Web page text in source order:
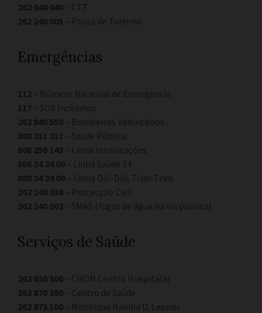
262 840 040 – CTT
262 240 005 – Posto de Turismo
Emergências
112 – Número Nacional de Emergência
117 – SOS Incêndios
262 840 550 – Bombeiros Voluntários
808 211 311 – Saúde Pública
808 250 143 – Linha Intoxicações
808 24 24 00 – Linha Saúde 24
808 24 24 00 – Linha Dói-Dói, Trim-Trim
262 240 038 – Protecção Civil
262 240 002 – SMAS (fugas de água na via pública)
Serviços de Saúde
262 830 300 – CHON Centro Hospitalar
262 870 380 – Centro de Saúde
262 873 100 – Montepio Rainha D. Leonor